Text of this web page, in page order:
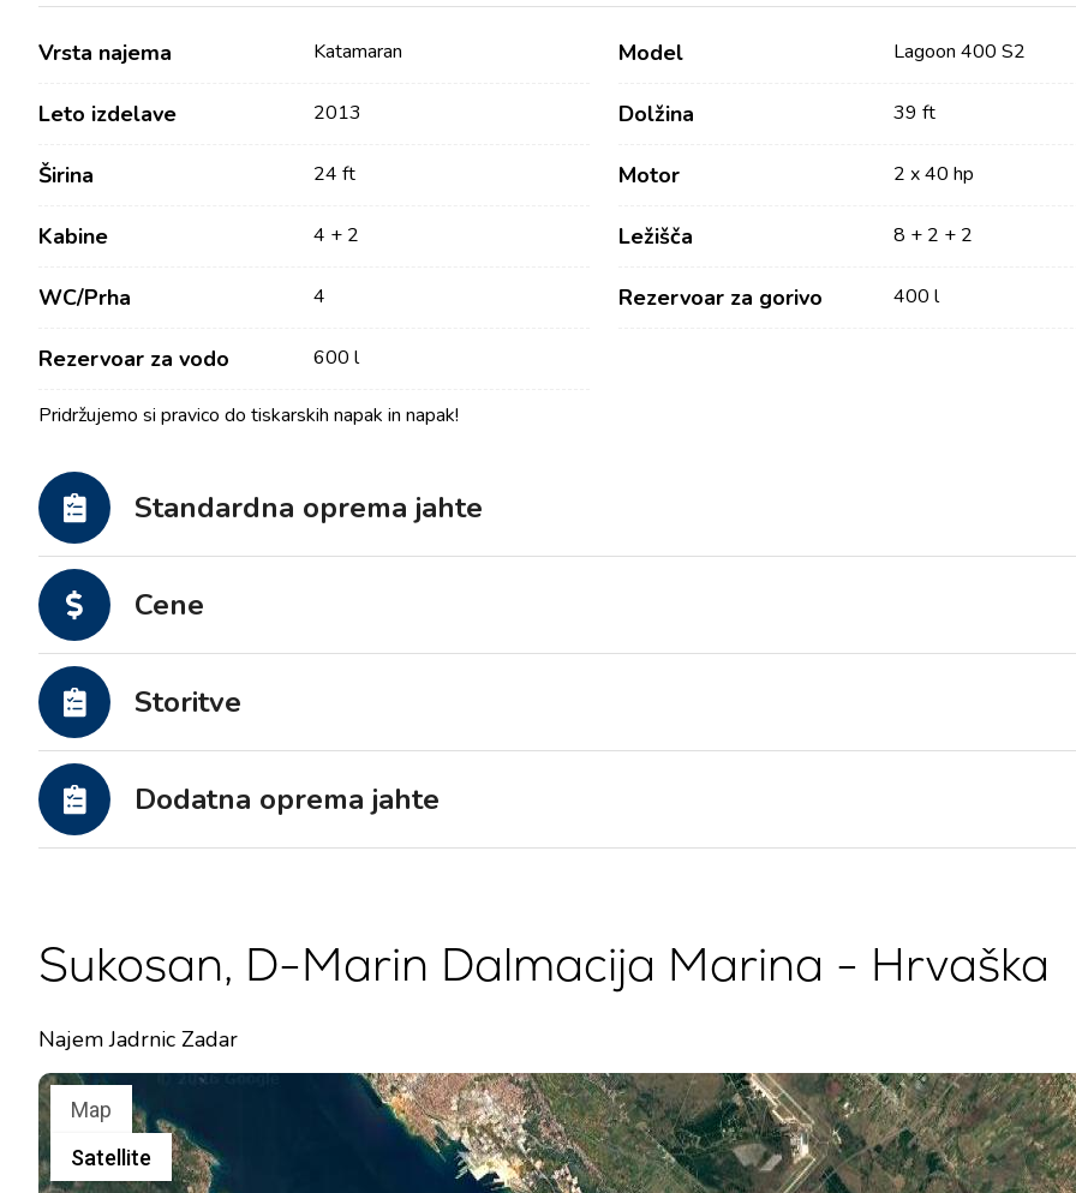
Vrsta najema Katamaran Model Lagoon 400 S2
Leto izdelave 2013 Dolžina 39 ft
Širina 24 ft Motor 2 x 40 hp
Kabine 4 + 2 Ležišča 8 + 2 + 2
WC/Prha 4 Rezervoar za gorivo 400 l
Rezervoar za vodo 600 l
Pridržujemo si pravico do tiskarskih napak in napak!
Standardna oprema jahte
Cene
Storitve
Dodatna oprema jahte
Sukosan, D-Marin Dalmacija Marina - Hrvaška
Najem Jadrnic Zadar
Map
Satellite
Kontakt
Novice / Blog
Partnerji
Pogosta Vprašanja
Naša Flota
Jadrnice
Katamarani
posadko
Naložba v jahte
Dubrovniška jadralska